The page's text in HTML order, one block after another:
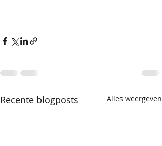
Recente blogposts Alles weergeven